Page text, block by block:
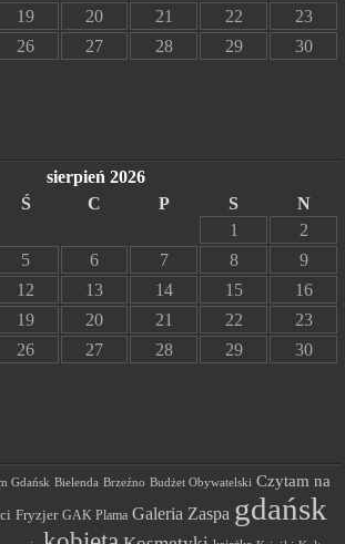
19 20 21 22
23
26 27 28 29
30
sierpień 2026
Ś C P S
N
1
2
5 6 7 8
9
12 13 14 15
16
19 20 21 22
23
26 27 28 29
30
Gdańsk Bielenda Brzeźno Budżet Obywatelski Czytam na
Fryzjer GAK Plama Galeria Zaspa gdańsk